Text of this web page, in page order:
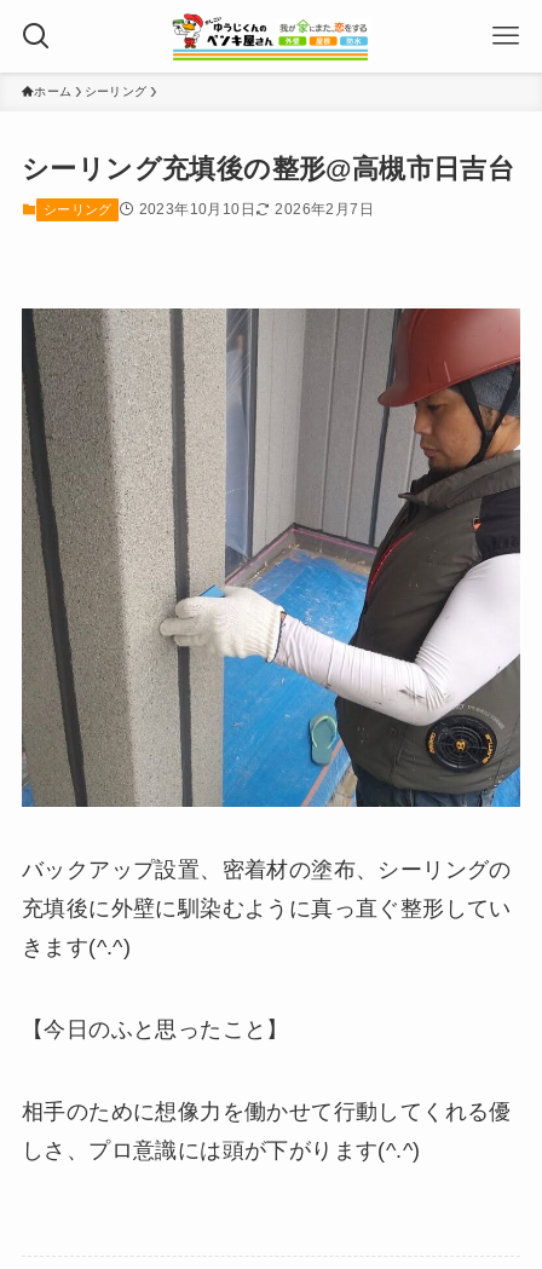
ホーム シーリング
シーリング充填後の整形@高槻市日吉台
シーリング 2023年10月10日 2026年2月7日
バックアップ設置、密着材の塗布、シーリングの
充填後に外壁に馴染むように真っ直ぐ整形してい
きます(^.^)
【今日のふと思ったこと】
相手のために想像力を働かせて行動してくれる優
しさ、プロ意識には頭が下がります(^.^)